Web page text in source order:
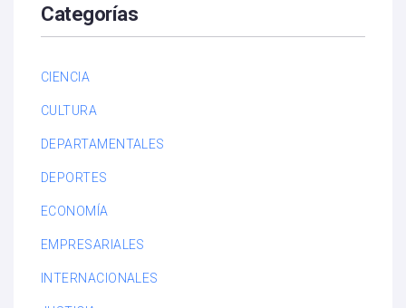
Categorías
CIENCIA
CULTURA
DEPARTAMENTALES
DEPORTES
ECONOMÍA
EMPRESARIALES
INTERNACIONALES